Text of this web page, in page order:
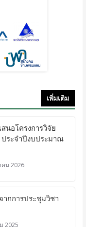
เพิ่มเติม
นอโครงการวิจัย
ระจำปีงบประมาณ
คม 2026
ากการประชุมวิชา
2025